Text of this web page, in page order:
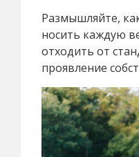
Размышляйте,
носить каждую
отходить от
проявление